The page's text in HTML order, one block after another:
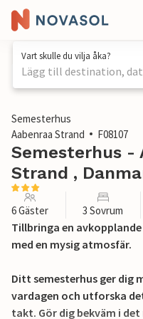
Vart skulle du vilja åka?
Lägg till destination,
1 / 23
Semesterhus
Aabenraa Strand
F08107
Semesterhus -
Strand ,
6 Gäster 3 Sovrum
Tillbringa en
med en mysig atmosfär.
Ditt semesterhus ger dig
vardagen och utforska
takt. Gör dig bekväm i